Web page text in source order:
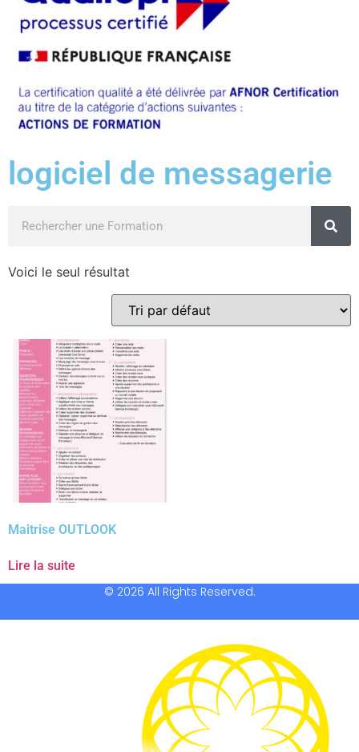
logiciel de messagerie
Voici le seul résultat
Maitrise OUTLOOK
Lire la suite
© 2026 All Rights Reserved.